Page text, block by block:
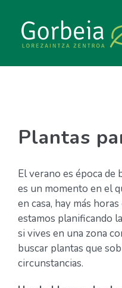
contenido
Plantas
El verano es época de
es un momento en el
en casa, hay más
estamos planificando
si vives en una zona
buscar plantas que
circunstancias.